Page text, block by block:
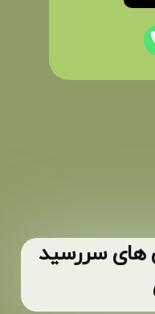
های سررسید